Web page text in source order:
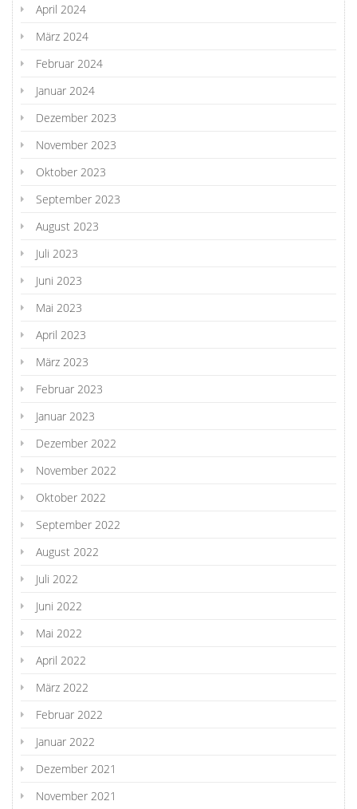
April 2024
März 2024
Februar 2024
Januar 2024
Dezember 2023
November 2023
Oktober 2023
September 2023
August 2023
Juli 2023
Juni 2023
Mai 2023
April 2023
März 2023
Februar 2023
Januar 2023
Dezember 2022
November 2022
Oktober 2022
September 2022
August 2022
Juli 2022
Juni 2022
Mai 2022
April 2022
März 2022
Februar 2022
Januar 2022
Dezember 2021
November 2021